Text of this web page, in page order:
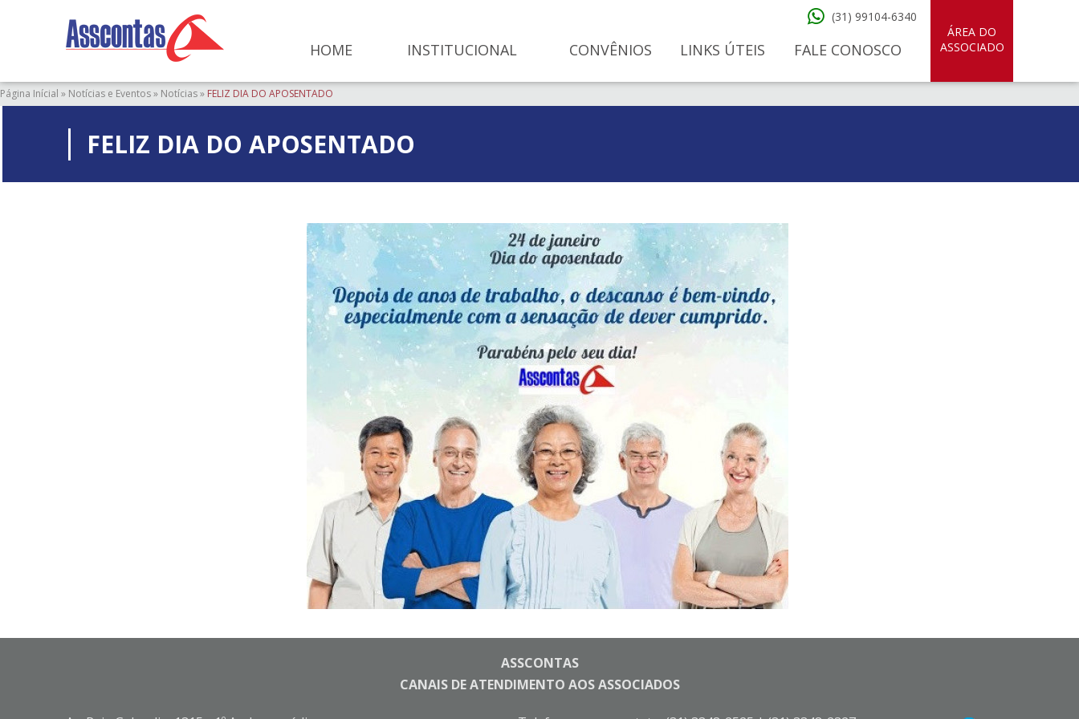
HOME INSTITUCIONAL CONVÊNIOS LINKS ÚTEIS FALE CONOSCO
(31) 99104-6340
ÁREA DO
ASSOCIADO
Página Inícial » Notícias e Eventos» Notícias» FELIZ DIA DO APOSENTADO
FELIZ DIA DO APOSENTADO
ASSCONTAS
CANAIS DE ATENDIMENTO AOS ASSOCIADOS